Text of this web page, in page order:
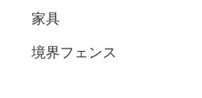
家具
境界フェンス